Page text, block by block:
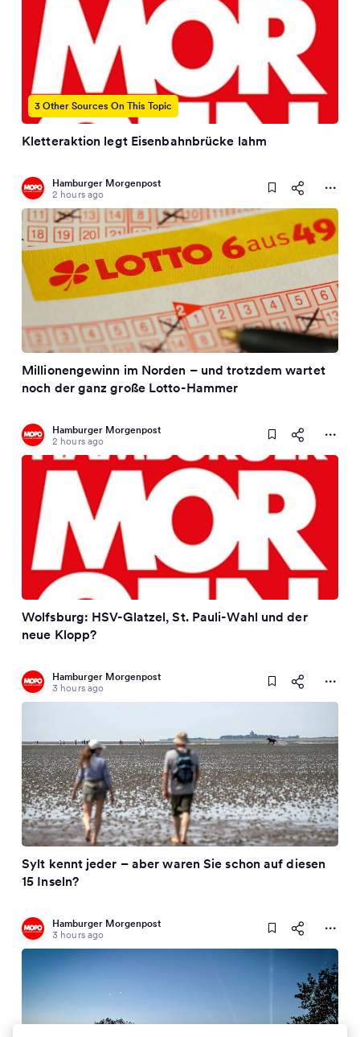
3 Other Sources On This Topic
Kletteraktion legt Eisenbahnbrücke lahm
Hamburger Morgenpost
2 hours ago
Millionengewinn im Norden – und trotzdem wartet
noch der ganz große Lotto-Hammer
Hamburger Morgenpost
2 hours ago
Wolfsburg: HSV-Glatzel, St. Pauli-Wahl und der
neue Klopp?
Hamburger Morgenpost
3 hours ago
Sylt kennt jeder – aber waren Sie schon auf diesen
15 Inseln?
Hamburger Morgenpost
3 hours ago